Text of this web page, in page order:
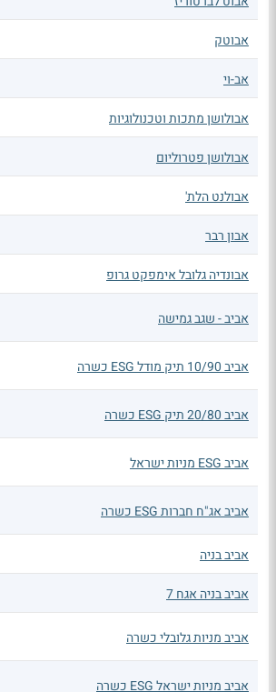
אבוטק
אב-וי
אבולושן מתכות וטכנולוגיות
אבולושן פטרוליום
אבולנט הלת'
אבון רבר
אבונדיה גלובל אימפקט גרופ
אביב - שגב גמישה
אביב 10/90 תיק מודל ESG כשרה
אביב 20/80 תיק ESG כשרה
אביב ESG מניות ישראל
אביב אג"ח חברות ESG כשרה
אביב בניה
אביב בניה אגח 7
אביב מניות גלובלי כשרה
אביב מניות ישראל ESG כשרה